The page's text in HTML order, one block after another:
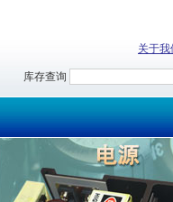
关于我
库存查询